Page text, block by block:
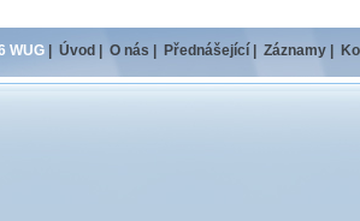
WUG Úvod O nás Přednášející Záznamy